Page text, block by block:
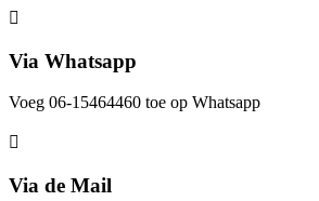
Via Whatsapp
Voeg 06-15464460 toe op Whatsapp
Via de Mail